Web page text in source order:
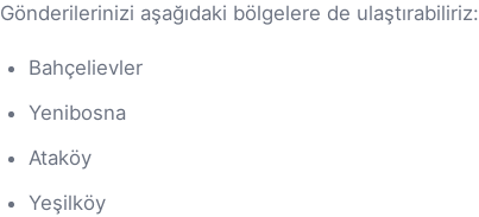
Gönderilerinizi aşağıdaki bölgelere de ulaştırabiliriz:
Bahçelievler
Yenibosna
Ataköy
Yeşilköy